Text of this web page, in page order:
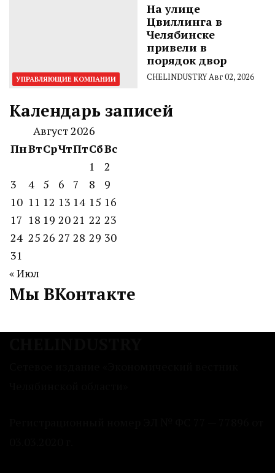
УПРАВЛЯЮЩИЕ КОМПАНИИ
На улице
Цвиллинга в
Челябинске
привели в
порядок двор
CHELINDUSTRYАвг 02, 2026
Календарь записей
Август 2026
ПнВтСрЧтПтСбВс
1
2
3
4 5 6 7 8
9
10 11 12 13 14 15 16
17 18 19 20 21 22 23
24 25 26 27 28 29 30
31
« Июл
Мы ВКонтакте